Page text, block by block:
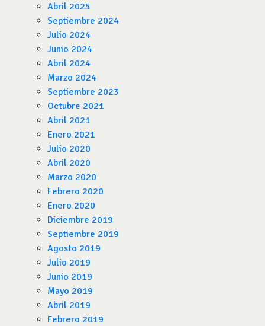
Abril 2025
Septiembre 2024
Julio 2024
Junio 2024
Abril 2024
Marzo 2024
Septiembre 2023
Octubre 2021
Abril 2021
Enero 2021
Julio 2020
Abril 2020
Marzo 2020
Febrero 2020
Enero 2020
Diciembre 2019
Septiembre 2019
Agosto 2019
Julio 2019
Junio 2019
Mayo 2019
Abril 2019
Febrero 2019